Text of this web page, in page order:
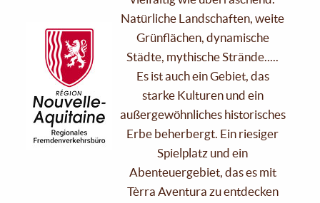
Natürliche Landschaften, weite
Grünflächen, dynamische
Städte, mythische Strände.....
Es ist auch ein Gebiet, das
starke Kulturen und ein
außergewöhnliches historisches
Erbe beherbergt. Ein riesiger
Spielplatz und ein
Abenteuergebiet, das es mit
Tèrra Aventura zu entdecken